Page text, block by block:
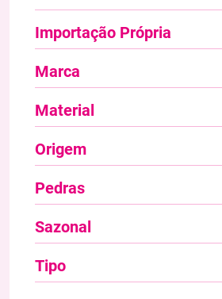
Importação Própria
Marca
Material
Origem
Pedras
Sazonal
Tipo